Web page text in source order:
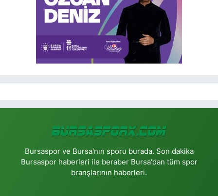
Bursaspor ve Bursa'nın sporu burada. Son dakika
Bursaspor haberleri ile beraber Bursa'dan tüm spor
branşlarının haberleri.